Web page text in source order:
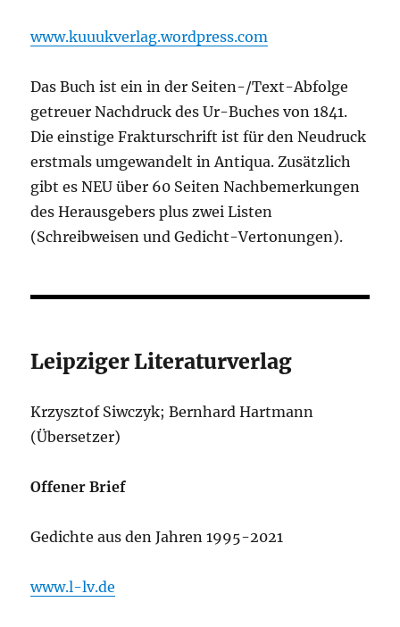
www.kuuukverlag.wordpress.com
Das Buch ist ein in der Seiten-/Text-Abfolge
getreuer Nachdruck des Ur-Buches von 1841.
Die einstige Frakturschrift ist für den Neudruck
erstmals umgewandelt in Antiqua. Zusätzlich
gibt es NEU über 60 Seiten Nachbemerkungen
des Herausgebers plus zwei Listen
(Schreibweisen und Gedicht-Vertonungen).
Leipziger Literaturverlag
Krzysztof Siwczyk; Bernhard Hartmann
(Übersetzer)
Offener Brief
Gedichte aus den Jahren 1995-2021
www.l-lv.de